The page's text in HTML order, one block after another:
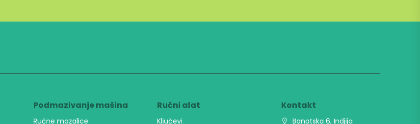
Podmazivanje mašina
Ručne mazalice
Ručni alat
Ključevi
Kontakt
Banatska 6, Indjija